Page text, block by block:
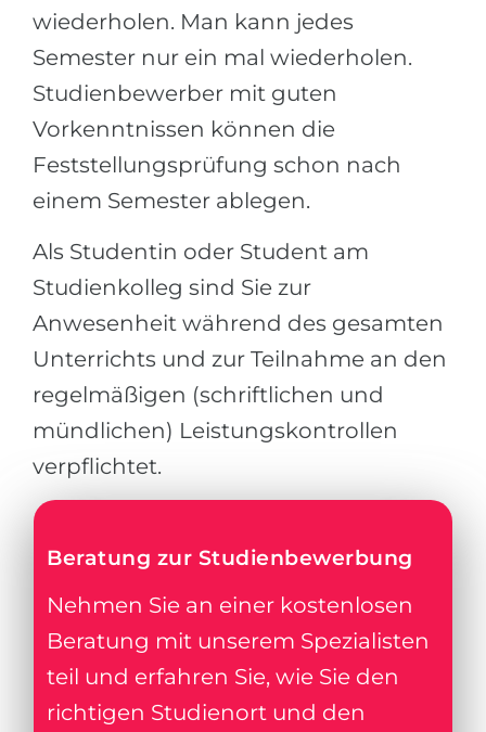
wiederholen. Man kann jedes
Semester nur ein mal wiederholen.
Studienbewerber mit guten
Vorkenntnissen können die
Feststellungsprüfung schon nach
einem Semester ablegen.
Als Studentin oder Student am
Studienkolleg sind Sie zur
Anwesenheit während des gesamten
Unterrichts und zur Teilnahme an den
regelmäßigen (schriftlichen und
mündlichen) Leistungskontrollen
verpflichtet.
Beratung zur Studienbewerbung
Nehmen Sie an einer kostenlosen
Beratung mit unserem Spezialisten
teil und erfahren Sie, wie Sie den
richtigen Studienort und den